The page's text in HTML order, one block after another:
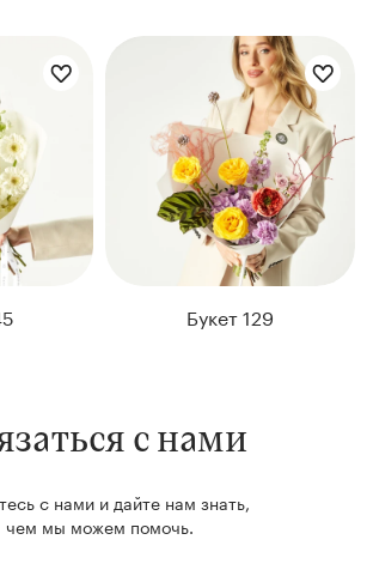
Букет 129
с нами
с нами и дайте нам знать,
чем мы можем помочь.